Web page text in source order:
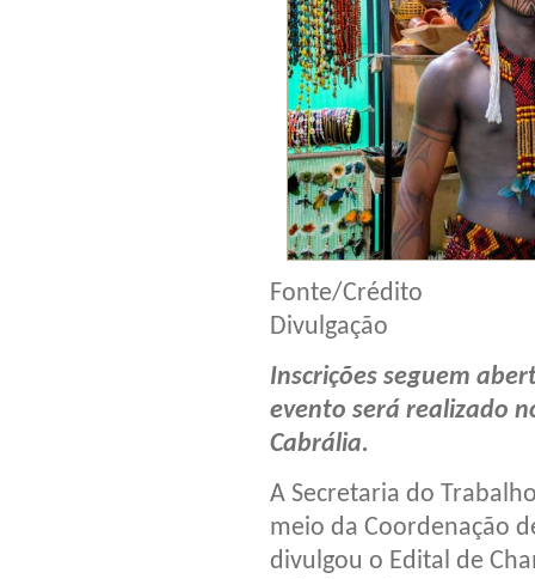
Fonte/Crédito
Divulgação
Inscrições seguem
evento será realizado
Cabrália.
A Secretaria do
meio da Coordenação
divulgou o Edital de